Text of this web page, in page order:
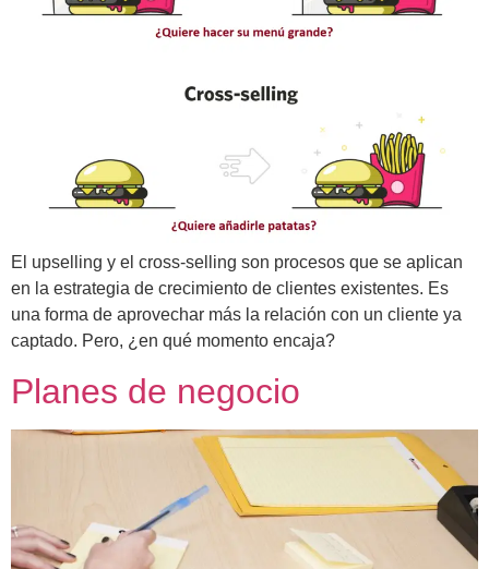
El upselling y el cross-selling son procesos que se aplican
en la estrategia de crecimiento de clientes existentes. Es
una forma de aprovechar más la relación con un cliente ya
captado. Pero, ¿en qué momento encaja?
Planes de negocio